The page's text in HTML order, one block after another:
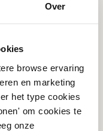
Over
browse ervaring
en marketing
het type cookies
om cookies te
onze
première qualité
mondiales